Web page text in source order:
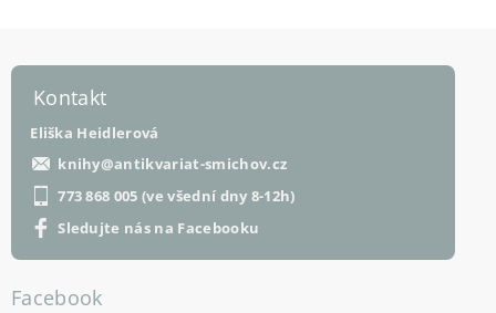
Kontakt
Eliška Heidlerová
knihy@antikvariat-smichov.cz
773 868 005 (ve všední dny 8-12h)
Sledujte nás na Facebooku
Facebook